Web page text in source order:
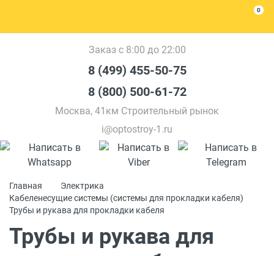
0
Заказ с 8:00 до 22:00
8 (499) 455-50-75
8 (800) 500-61-72
Москва, 41км Строительный рынок
i@optostroy-1.ru
Главная
Электрика
Кабеленесущие системы (системы для прокладки кабеля)
Трубы и рукава для прокладки кабеля
Трубы и рукава для